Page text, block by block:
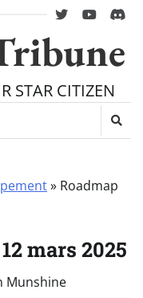
twitteryoutube
STAR CITIZEN
» Roadmap
mars 2025
Munshine